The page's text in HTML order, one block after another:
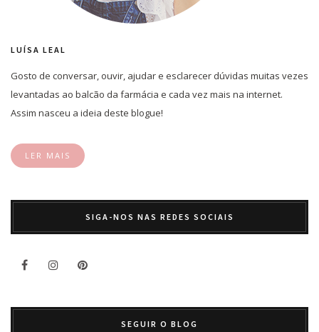
LUÍSA LEAL
Gosto de conversar, ouvir, ajudar e esclarecer dúvidas muitas vezes
levantadas ao balcão da farmácia e cada vez mais na internet.
Assim nasceu a ideia deste blogue!
LER MAIS
SIGA-NOS NAS REDES SOCIAIS
SEGUIR O BLOG